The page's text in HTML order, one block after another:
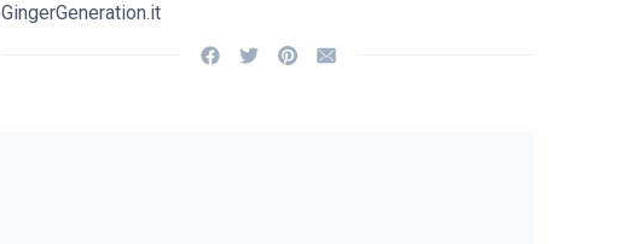
GingerGeneration.it